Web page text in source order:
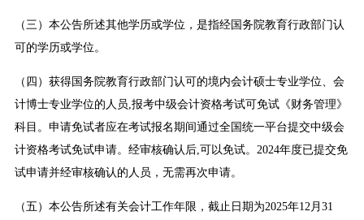
（三）本公告所述其他学历或学位，是指经国务院教育行政部门认
可的学历或学位。
（四）获得国务院教育行政部门认可的境内会计硕士专业学位、会
计博士专业学位的人员,报考中级会计资格考试可免试《财务管理》
科目。申请免试者应在考试报名期间通过全国统一平台提交中级会
计资格考试免试申请。经审核确认后,可以免试。2024年度已提交免
试申请并经审核确认的人员，无需再次申请。
（五）本公告所述有关会计工作年限，截止日期为2025年12月31